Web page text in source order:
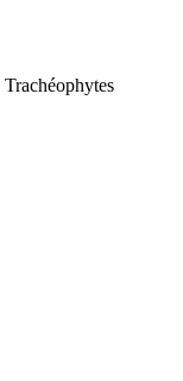
Trachéophytes